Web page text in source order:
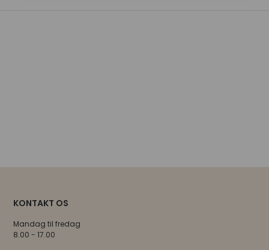
KONTAKT OS
Mandag til fredag
8.00 - 17.00